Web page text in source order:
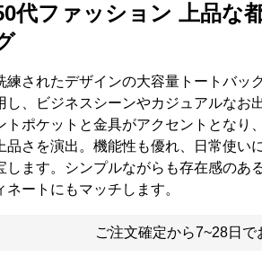
代ファッション 上品な
練されたデザインの大容量トートバッ
し、ビジネスシーンやカジュアルなお
トポケットと金具がアクセントとなり
上品さを演出。機能性も優れ、日常使い
します。シンプルながらも存在感のあ
ネートにもマッチします。
ご注文確定から7~28日で